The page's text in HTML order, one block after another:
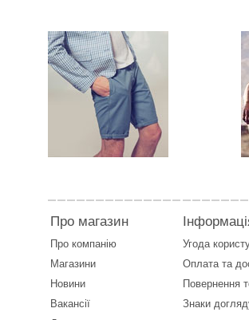
Про магазин
Про компанію
Магазини
Новини
Вакансії
Угода
Оплатата
Повернення
Знаки